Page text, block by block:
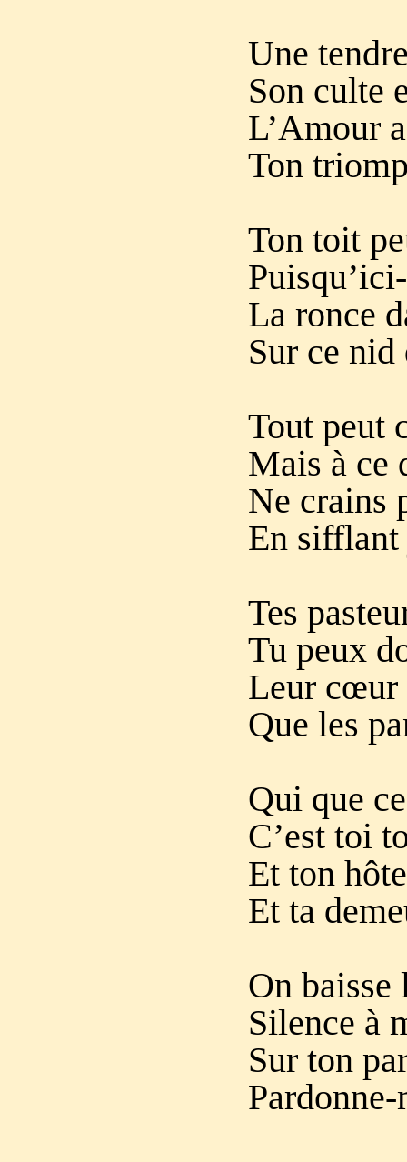
Une
Son culte
L’Amour
Ton
Ton toit
La ronce
Sur ce
Tout peut
Mais à ce
Ne crains
En sifflant
Tes
Tu peux
Leur cœur
Que les
Qui que
C’est toi
Et ton
Et ta
On baisse
Silence à
Sur ton